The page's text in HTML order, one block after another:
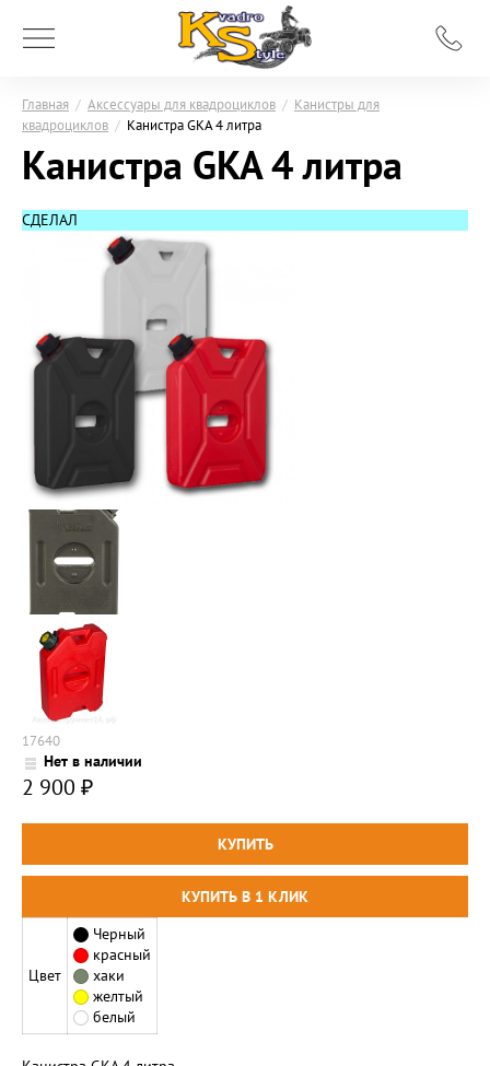
Главная / Аксессуары для квадроциклов / Канистры для
квадроциклов / Канистра GKA 4 литра
Канистра GKA 4 литра
СДЕЛАЛ
17640
Нет в наличии
2 900 ₽
Цвет
Черный
красный
хаки
желтый
белый